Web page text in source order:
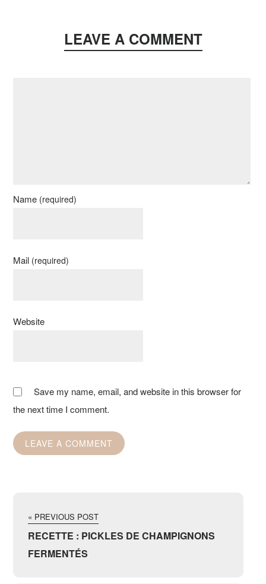
LEAVE A COMMENT
Name (required)
Mail (required)
Website
Save my name, email, and website in this browser for
the next time I comment.
« PREVIOUS POST
RECETTE : PICKLES DE CHAMPIGNONS
FERMENTÉS